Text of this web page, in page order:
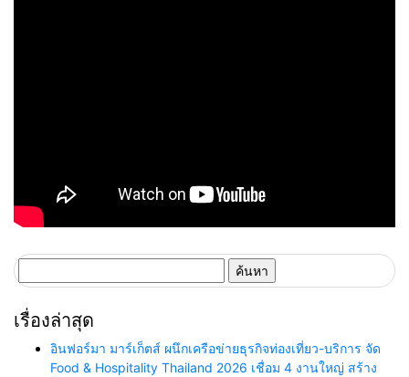
สำหรับ:
เรื่องล่าสุด
อินฟอร์มา มาร์เก็ตส์ ผนึกเครือข่ายธุรกิจท่องเที่ยว-บริการ จัด
Food & Hospitality Thailand 2026 เชื่อม 4 งานใหญ่ สร้าง